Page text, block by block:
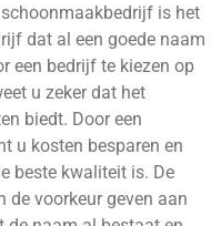
is het
dat al een goede naam
een bedrijf te kiezen op
u zeker dat het
biedt. Door een
u kosten besparen en
beste kwaliteit is. De
de voorkeur geven aan